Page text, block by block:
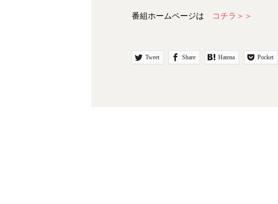
番組ホームページは コチラ＞＞
Tweet Share Hatena Pocket